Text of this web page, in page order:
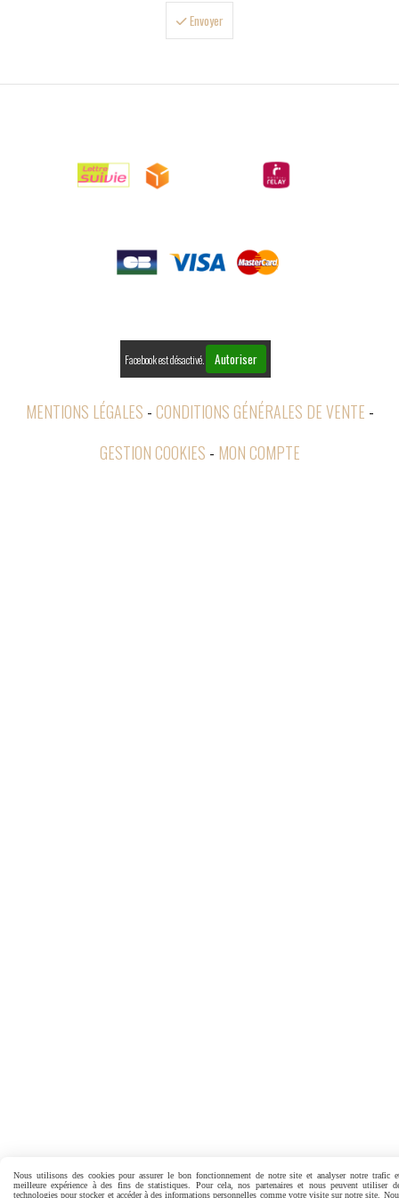
Envoyer
Facebook est désactivé. Autoriser
MENTIONS LÉGALES CONDITIONS GÉNÉRALES DE VENTE
GESTION COOKIES
MON COMPTE
Nous utilisons des cookies pour assurer le bon fonctionnement de notre site et analyser notre trafic
meilleure expérience à des fins de statistiques. Pour cela, nos partenaires et nous peuvent utiliser
technologies pour stocker et accéder à des informations personnelles comme votre visite sur notre site.